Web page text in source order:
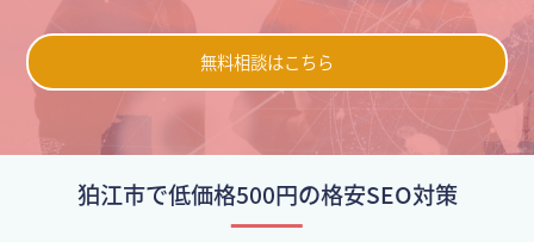
無料相談はこちら
狛江市で低価格500円の格安SEO対策